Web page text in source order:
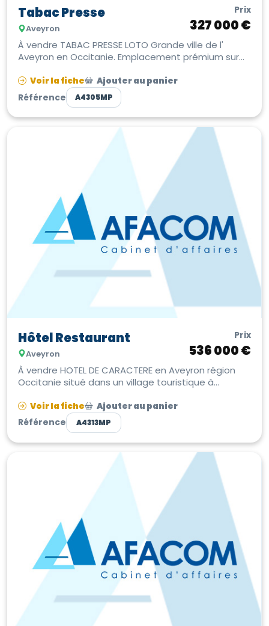
Tabac Presse
Aveyron
Prix
327 000 €
À vendre TABAC PRESSE LOTO Grande ville de l'
Aveyron en Occitanie. Emplacement prémium sur
Voir la fiche Ajouter au panier
Référence A4305MP
Hôtel Restaurant
Aveyron
Prix
536 000 €
À vendre HOTEL DE CARACTERE en Aveyron région
Occitanie situé dans un village touristique à
Voir la fiche Ajouter au panier
Référence A4313MP